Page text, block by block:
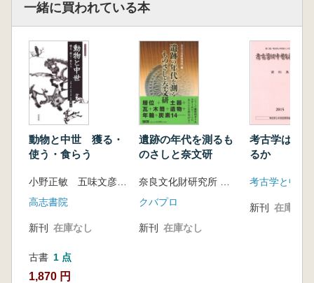
一緒に買われている本
動物と中世 獲る・
使う・食らう
高志書院
新刊 在庫なし
古書 1 点
1,870 円
遺跡の年代を測るも
のさしと奈文研
クバプロ
新刊 在庫なし
考古学は中
るか
考古学と中世
新刊 在庫なし